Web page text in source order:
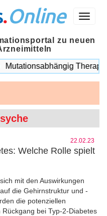
Menü
.Online
zu neuen
Therapie
22.02.23
Welche Rolle spielt
mit den Auswirkungen
die Gehirnstruktur und -
die potenziellen
bei Typ-2-Diabetes